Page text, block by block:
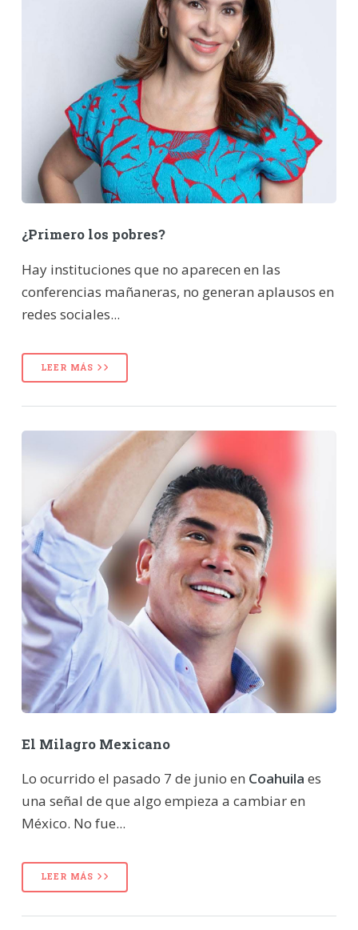
¿Primero los pobres?
Hay instituciones que no aparecen en las
conferencias mañaneras, no generan aplausos en
redes sociales...
LEER MÁS
El Milagro Mexicano
Lo ocurrido el pasado 7 de junio en Coahuila es
una señal de que algo empieza a cambiar en
México. No fue...
LEER MÁS